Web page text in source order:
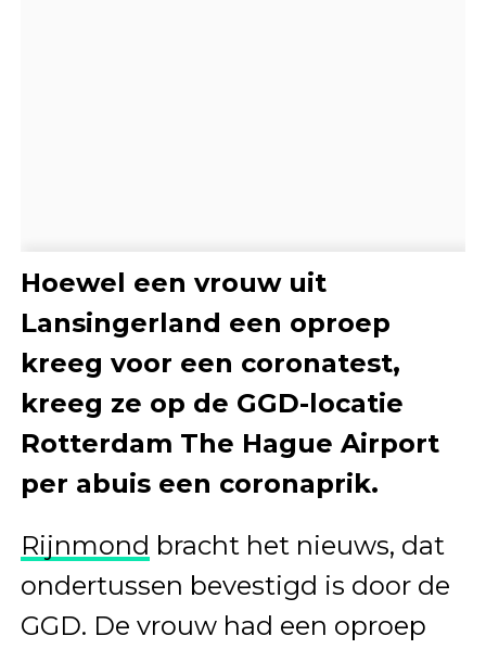
Hoewel een vrouw uit
Lansingerland een oproep
kreeg voor een coronatest,
kreeg ze op de GGD-locatie
Rotterdam The Hague Airport
per abuis een coronaprik.
Rijnmond bracht het nieuws, dat
ondertussen bevestigd is door de
GGD. De vrouw had een oproep